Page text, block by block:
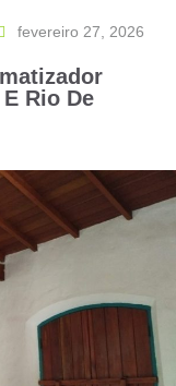
fevereiro 27, 2026
Rio De